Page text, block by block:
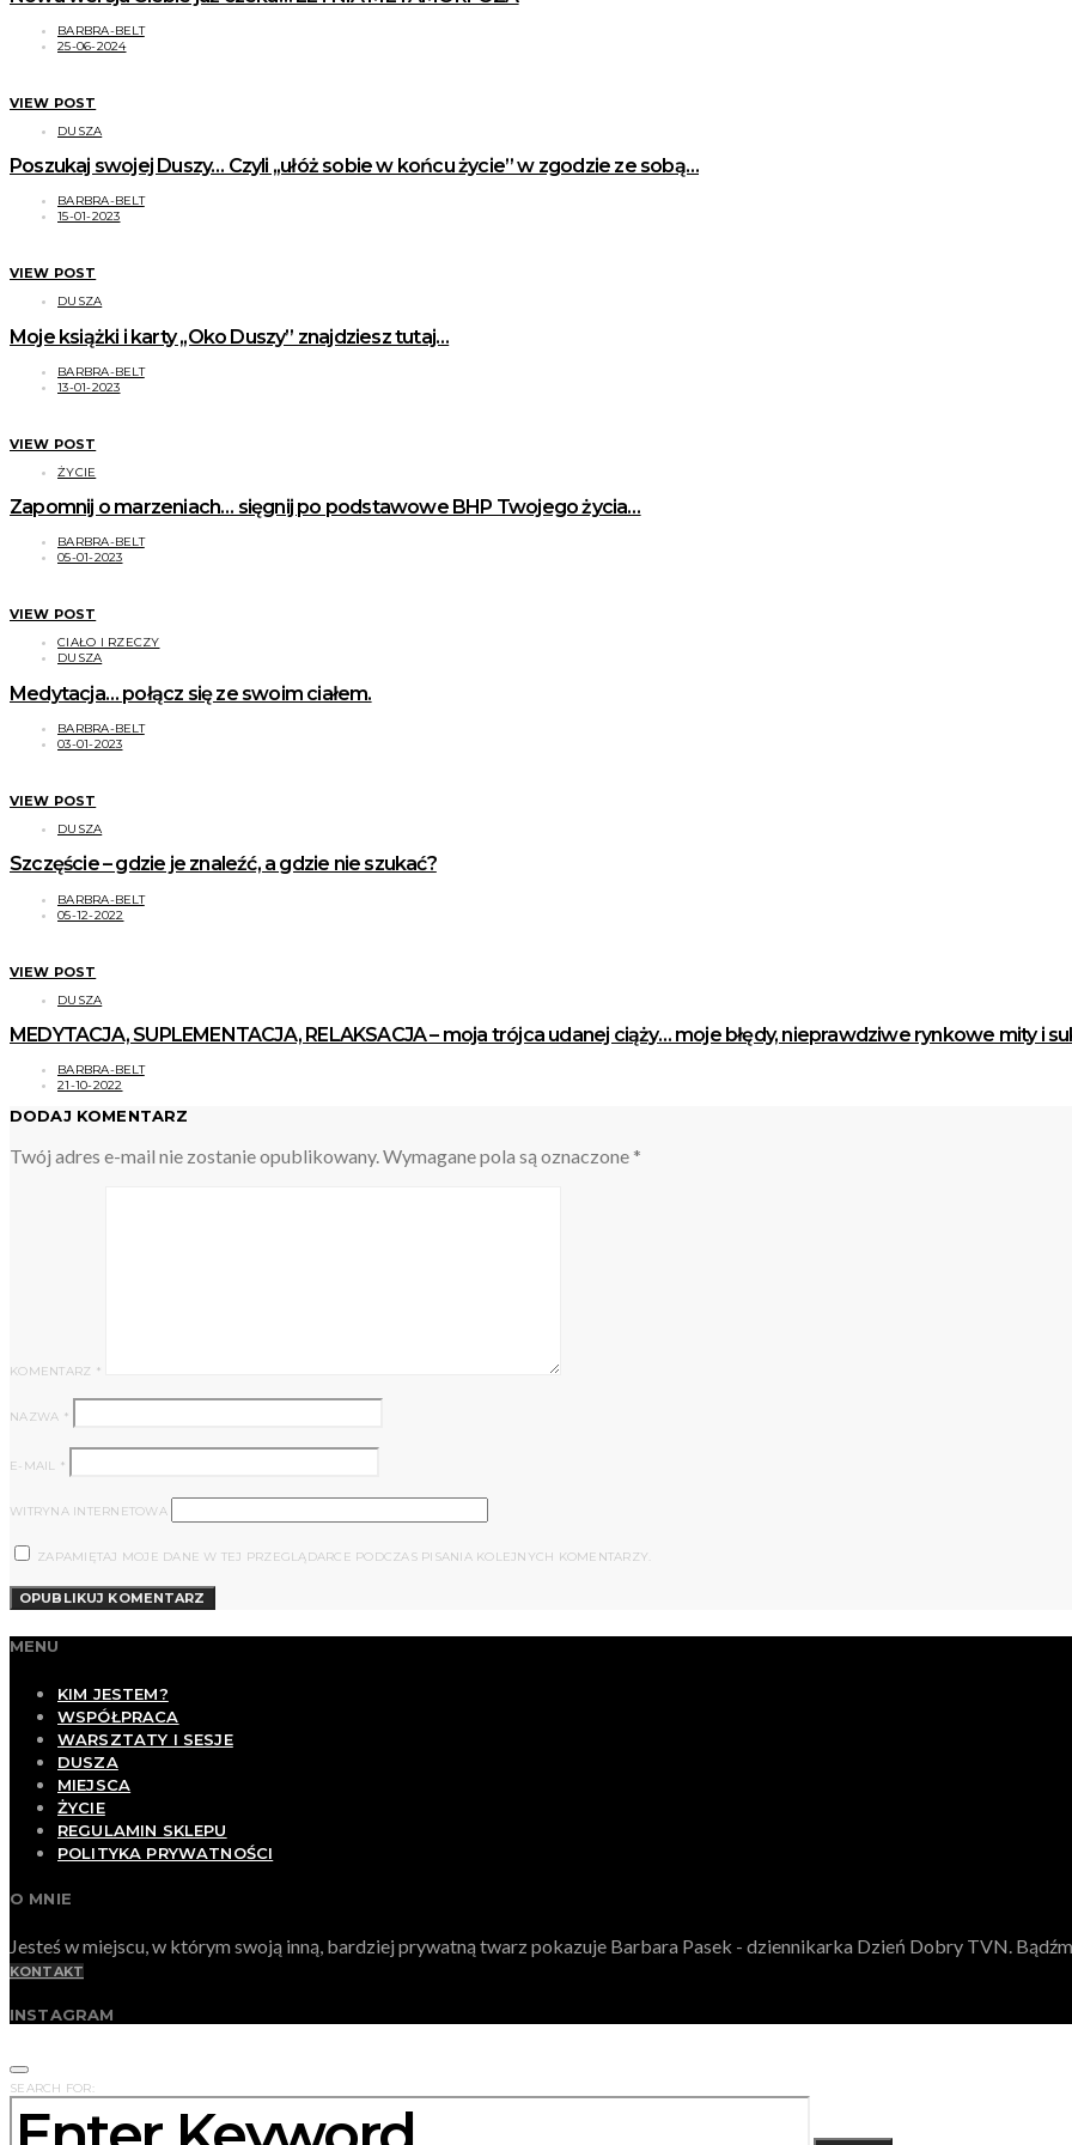
BARBRA-BELT
25-06-2024
VIEW POST
DUSZA
Poszukaj swojej Duszy… Czyli ,,ułóż sobie w końcu życie” w zgodzie ze sobą…
BARBRA-BELT
15-01-2023
VIEW POST
DUSZA
Moje książki i karty ,,Oko Duszy” znajdziesz tutaj…
BARBRA-BELT
13-01-2023
VIEW POST
ŻYCIE
Zapomnij o marzeniach… sięgnij po podstawowe BHP Twojego życia…
BARBRA-BELT
05-01-2023
VIEW POST
CIAŁO I RZECZY
DUSZA
Medytacja… połącz się ze swoim ciałem.
BARBRA-BELT
03-01-2023
VIEW POST
DUSZA
Szczęście – gdzie je znaleźć, a gdzie nie szukać?
BARBRA-BELT
05-12-2022
VIEW POST
DUSZA
MEDYTACJA, SUPLEMENTACJA, RELAKSACJA – moja trójca udanej ciąży… moje błędy, nieprawdziwe rynkowe mity i
BARBRA-BELT
21-10-2022
DODAJ KOMENTARZ
Twój adres e-mail nie zostanie opublikowany.Wymagane pola są oznaczone *
KOMENTARZ *
NAZWA *
E-MAIL *
WITRYNA INTERNETOWA
ZAPAMIĘTAJ MOJE DANE W TEJ PRZEGLĄDARCE PODCZAS PISANIA KOLEJNYCH KOMENTARZY.
MENU
KIM JESTEM?
WSPÓŁPRACA
WARSZTATY I SESJE
DUSZA
MIEJSCA
ŻYCIE
REGULAMIN SKLEPU
POLITYKA PRYWATNOŚCI
O MNIE
Jesteś w miejscu, w którym swoją inną, bardziej prywatną twarz pokazuje Barbara Pasek - dziennikarka Dzień Dobry TVN.
KONTAKT
INSTAGRAM
SEARCH FOR: